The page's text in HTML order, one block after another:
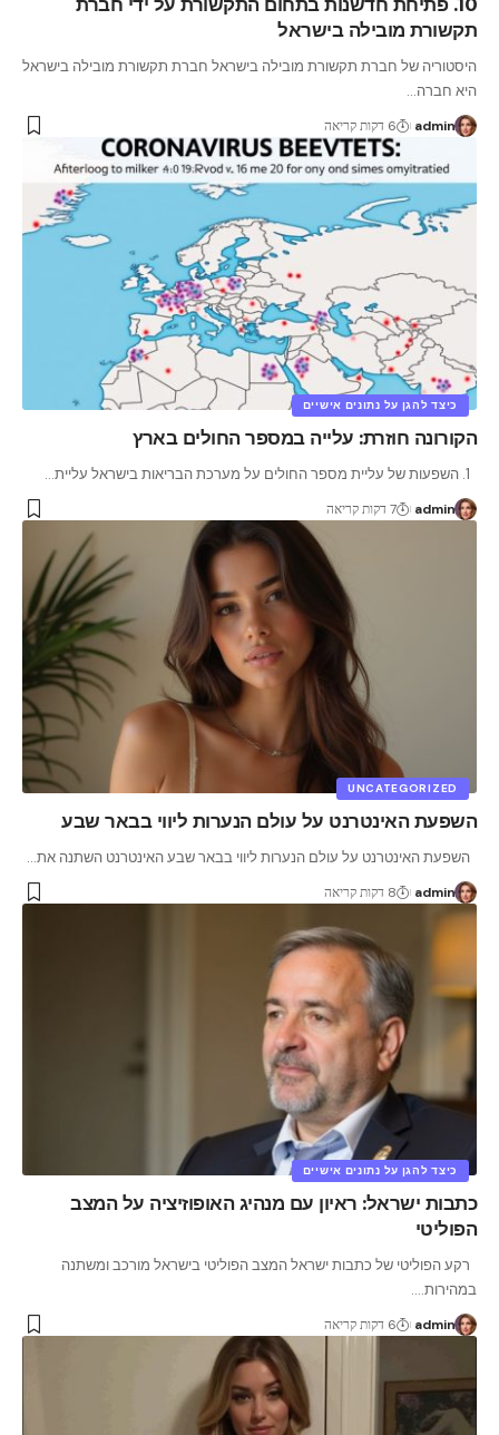
10. פתיחת חדשנות בתחום התקשורת על ידי חברת
תקשורת מובילה בישראל
היסטוריה של חברת תקשורת מובילה בישראל חברת תקשורת מובילה בישראל
היא חברה…
admin 6 דקות קריאה
כיצד להגן על נתונים אישיים
הקורונה חוזרת: עלייה במספר החולים בארץ
…
admin 7 דקות קריאה
UNCATEGORIZED
השפעת האינטרנט על עולם הנערות ליווי בבאר שבע
השפעת האינטרנט על עולם הנערות ליווי בבאר שבע האינטרנט השתנה את…
admin 8 דקות קריאה
כיצד להגן על נתונים אישיים
כתבות ישראל: ראיון עם מנהיג האופוזיציה על המצב
הפוליטי
רקע הפוליטי של כתבות ישראל המצב הפוליטי בישראל מורכב ומשתנה
במהירות.…
admin 6 דקות קריאה